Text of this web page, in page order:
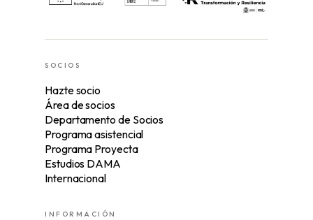
SOCIOS
Hazte socio
Área de socios
Departamento de Socios
Programa asistencial
Programa Proyecta
Estudios DAMA
Internacional
INFORMACIÓN